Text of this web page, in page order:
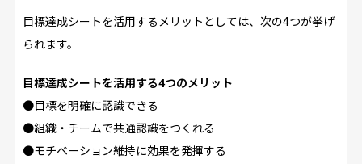
目標達成シートを活用するメリットとしては、次の4つが挙げ
られます。
目標達成シートを活用する4つのメリット
●目標を明確に認識できる
●組織・チームで共通認識をつくれる
●モチベーション維持に効果を発揮する